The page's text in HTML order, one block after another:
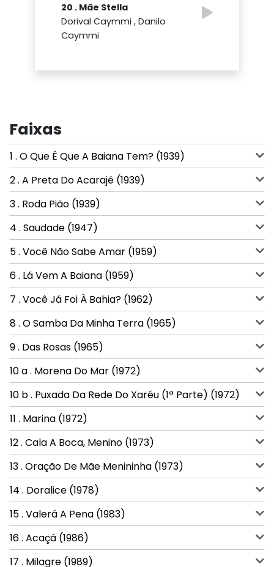
20 . Mãe Stella
Dorival Caymmi , Danilo
Caymmi
Faixas
1 . O Que É Que A Baiana Tem? (1939)
2 . A Preta Do Acarajé (1939)
3 . Roda Pião (1939)
4 . Saudade (1947)
5 . Você Não Sabe Amar (1959)
6 . Lá Vem A Baiana (1959)
7 . Você Já Foi À Bahia? (1962)
8 . O Samba Da Minha Terra (1965)
9 . Das Rosas (1965)
10 a . Morena Do Mar (1972)
10 b . Puxada Da Rede Do Xaréu (1ª Parte) (1972)
11 . Marina (1972)
12 . Cala A Boca, Menino (1973)
13 . Oração De Mãe Menininha (1973)
14 . Doralice (1978)
15 . Valerá A Pena (1983)
16 . Acaçá (1986)
17 . Milagre (1989)